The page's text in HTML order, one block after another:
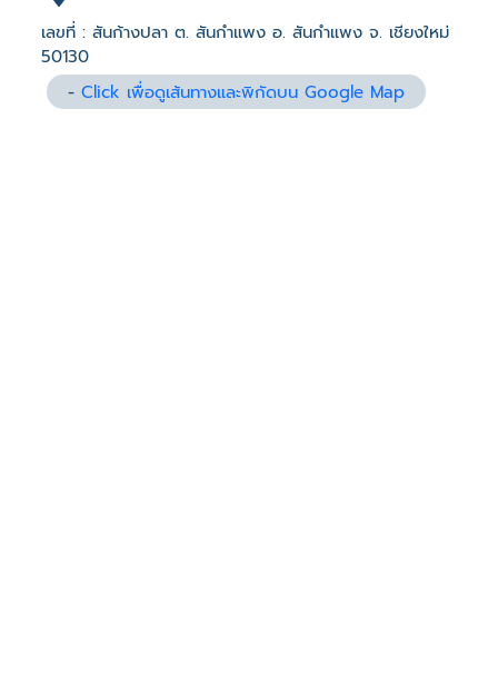
เลขที่ : สันก้างปลา ต. สันกำแพง อ. สันกำแพง จ. เชียงใหม่
50130
-Click เพื่อดูเส้นทางและพิกัดบน Google Map